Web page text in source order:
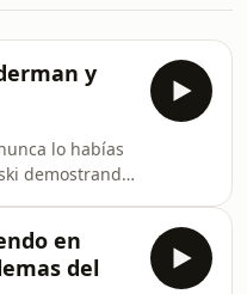
y
lo habías
demostrando
Man: Brand
de Marvel
en
del